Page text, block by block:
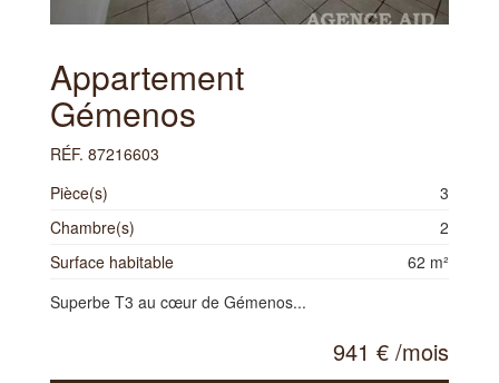
Appartement
Gémenos
RÉF. 87216603
Pièce(s)
3
Chambre(s)
2
Surface habitable
62 m²
Superbe T3 au cœur de Gémenos...
941 € /mois